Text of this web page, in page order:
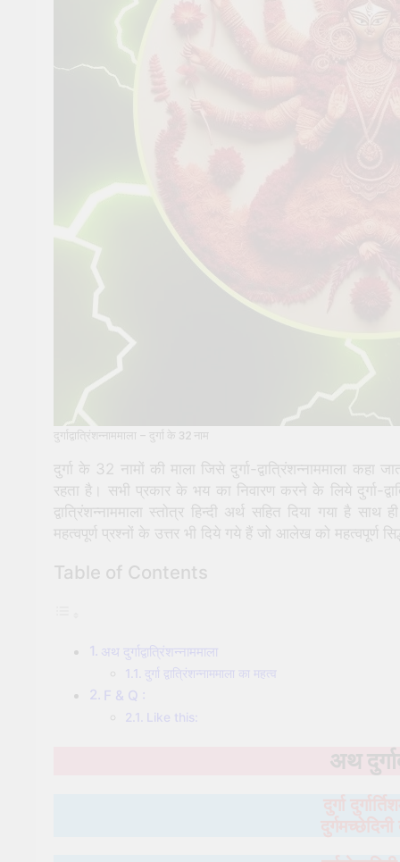
दुर्गाद्वात्रिंशन्नाममाला – दुर्गा के 32 नाम
दुर्गा के 32 नामों की माला जिसे दुर्गा-द्वात्रिंशन्नाममाला
रहता है। सभी प्रकार के भय का निवारण करने के लिये दुर्गा-
द्वात्रिंशन्नाममाला स्तोत्र हिन्दी अर्थ सहित दिया गया है
महत्वपूर्ण प्रश्नों के उत्तर भी दिये गये हैं जो आलेख को महत्वपूर्ण
Table of Contents
अथ दुर्गाद्वात्रिंशन्नाममाला
दुर्गा द्वात्रिंशन्नाममाला का महत्व
F & Q :
Like this:
अथ